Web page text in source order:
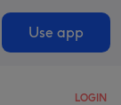
Use app
LOGIN